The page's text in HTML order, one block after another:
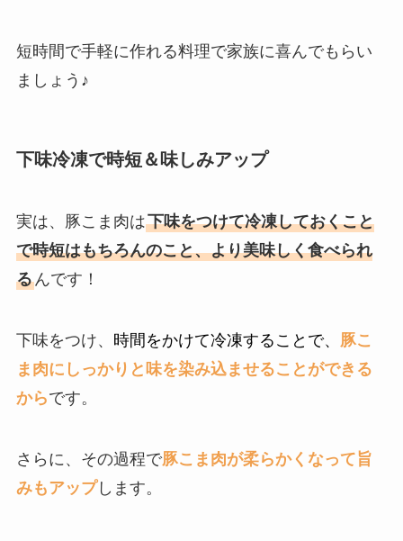
短時間で手軽に作れる料理で家族に喜んでもらい
ましょう♪
下味冷凍で時短＆味しみアップ
実は、豚こま肉は下味をつけて冷凍しておくこと
で時短はもちろんのこと、より美味しく食べられ
るんです！
下味をつけ、 時間をかけて冷凍することで、 豚こ
ま肉にしっかりと味を染み込ませることができる
からです。
さらに、その過程で豚こま肉が柔らかくなって旨
みもアップします。